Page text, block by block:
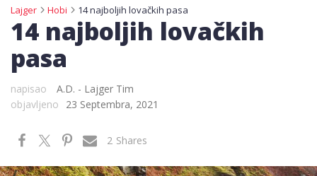
Lajger Hobi 14 najboljih lovačkih pasa
14 najboljih lovačkih
pasa
napisao
A.D. - Lajger Tim
objavljeno
23 Septembra, 2021
Shares
2